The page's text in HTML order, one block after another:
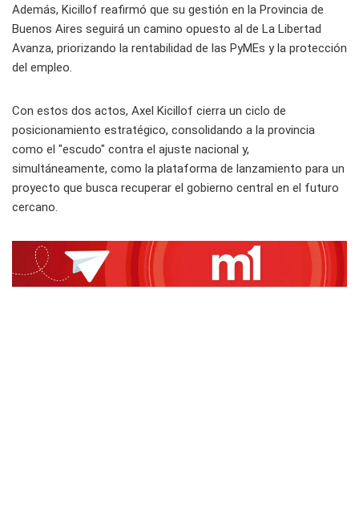
Además, Kicillof reafirmó que su gestión en la Provincia de
Buenos Aires seguirá un camino opuesto al de La Libertad
Avanza, priorizando la rentabilidad de las PyMEs y la protección
del empleo.
Con estos dos actos, Axel Kicillof cierra un ciclo de
posicionamiento estratégico, consolidando a la provincia
como el "escudo" contra el ajuste nacional y,
simultáneamente, como la plataforma de lanzamiento para un
proyecto que busca recuperar el gobierno central en el futuro
cercano.